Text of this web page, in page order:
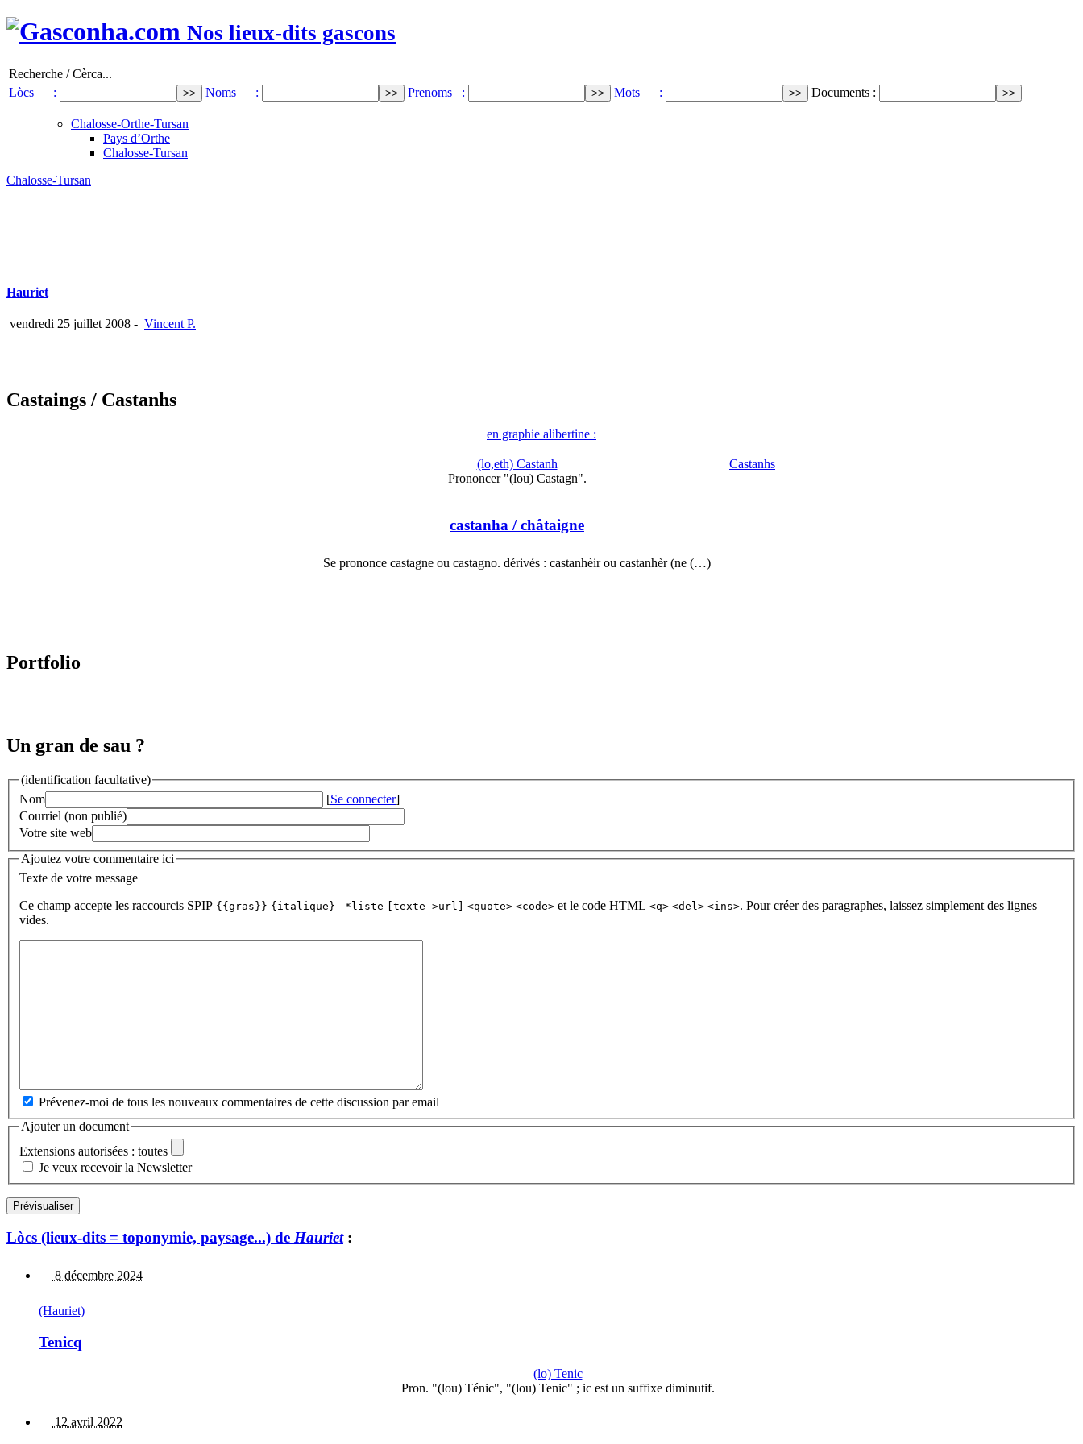
Nos lieux-dits gascons
Recherche / Cèrca...
Lòcs :
Noms : Prenoms : Mots : Documents :
Chalosse-Orthe-Tursan
Pays d’Orthe
Chalosse-Tursan
Chalosse-Tursan
Hauriet
vendredi 25 juillet 2008 - Vincent P.
Castaings / Castanhs
en graphie alibertine :
(lo,eth) Castanh
Prononcer "(lou) Castagn".
castanha / châtaigne
Se prononce castagne ou castagno. dérivés : castanhèir ou castanhèr (ne (…)
Castanhs
Portfolio
Un gran de sau ?
(identification facultative)
Nom
[Se connecter]
Courriel (non publié)
Votre site web
Ajoutez votre commentaire ici
Texte de votre message
Ce champ accepte les raccourcis SPIP {{gras}} {italique} -*liste [texte->url] <quote> <code> et le code HTML <q> <del> <ins>. Pour créer des paragraphes, laissez simplement des lignes
vides.
Prévenez-moi de tous les nouveaux commentaires de cette discussion par email
Ajouter un document
Extensions autorisées : toutes
Je veux recevoir la Newsletter
Lòcs (lieux-dits = toponymie, paysage...) de Hauriet:
8 décembre 2024
(Hauriet)
Tenicq
(lo) Tenic
Pron. "(lou) Ténic", "(lou) Tenic" ; ic est un suffixe diminutif.
12 avril 2022